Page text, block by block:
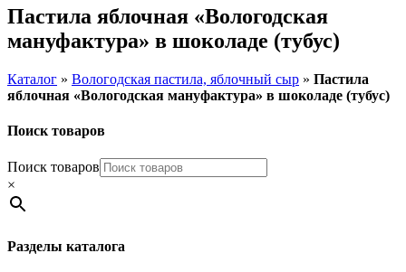
Пастила яблочная «Вологодская
мануфактура» в шоколаде (тубус)
Каталог » Вологодская пастила, яблочный сыр » Пастила
яблочная «Вологодская мануфактура» в шоколаде (тубус)
Поиск товаров
Поиск товаров
×
Разделы каталога